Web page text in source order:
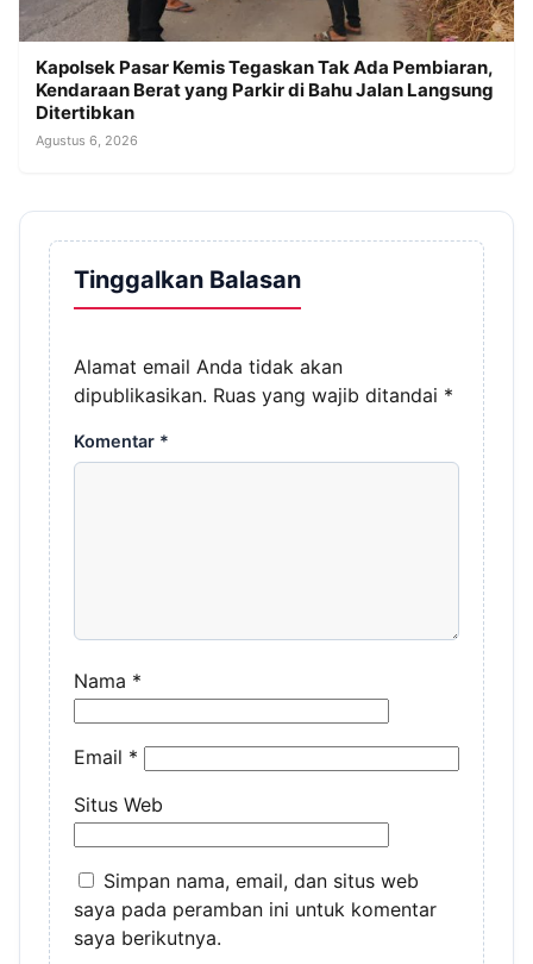
Kapolsek Pasar Kemis Tegaskan Tak Ada Pembiaran,
Kendaraan Berat yang Parkir di Bahu Jalan Langsung
Ditertibkan
Agustus 6, 2026
Tinggalkan Balasan
Alamat email Anda tidak akan
dipublikasikan. Ruas yang wajib ditandai *
Komentar *
Nama *
Email *
Situs Web
Simpan nama, email, dan situs web
saya pada peramban ini untuk komentar
saya berikutnya.